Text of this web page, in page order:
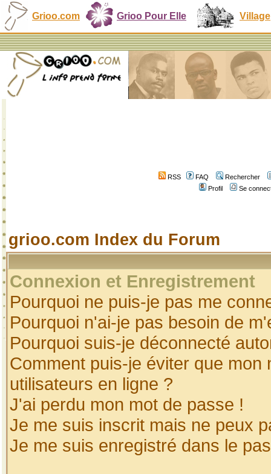
Grioo.com Grioo Pour Elle Village
RSS FAQ
Rechercher
Profil
Se
grioo.com Index du Forum
Connexion et Enregistrement
Pourquoi ne puis-je pas me
Pourquoi n'ai-je pas besoin de
Pourquoi suis-je déconnecté
Comment puis-je éviter que
utilisateurs en ligne ?
J'ai perdu mon mot de passe !
Je me suis inscrit mais ne peux
Je me suis enregistré dans le